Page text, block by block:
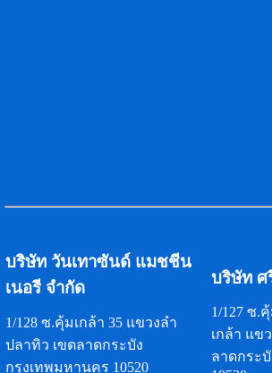
บริษัท วันเทาซันด์ แมชชีน
เนอรี จำกัด
1/128 ซ.คุ้มเกล้า 35 แขวงลำ
ปลาทิว เขตลาดกระบัง
กรุงเทพมหานคร 10520
บริษัท ศ
1/127 ซ.
เกล้า แข
ลาดกระ